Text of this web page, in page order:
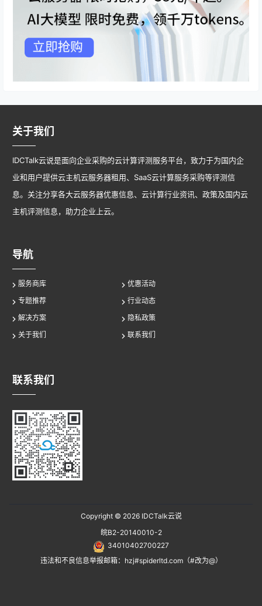
关于我们
IDCTalk云说是面向企业采购的云计算评测服务平台，致力于为国内企
业和用户提供云主机云服务器租用、SaaS云计算服务采购等评测信
息。关注分享各大云服务器优惠信息、云计算行业资讯、政策及国内云
主机评测信息，助力企业上云。
导航
服务商库
优惠活动
专题推荐
行业动态
解决方案
隐私政策
关于我们
联系我们
联系我们
Copyright © 2026IDCTalk云说
皖B2-20140010-2
34010402700227
违法和不良信息举报邮箱：hzj#spiderltd.com（#改为@）